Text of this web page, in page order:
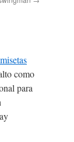
como
para